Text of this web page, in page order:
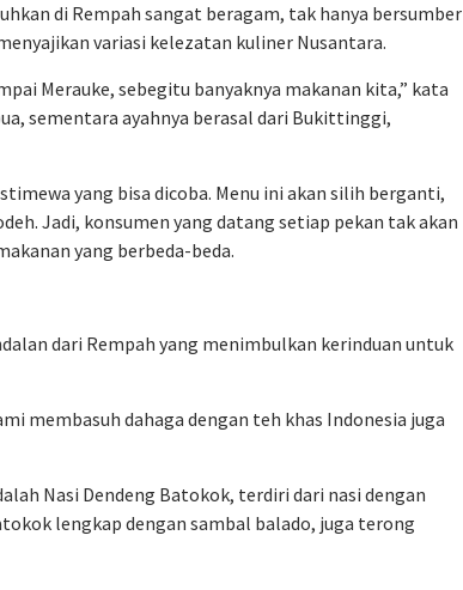
di Rempah sangat beragam, tak hanya bersumber
variasi kelezatan kuliner Nusantara.
Merauke, sebegitu banyaknya makanan kita,” kata
sementara ayahnya berasal dari Bukittinggi,
yang bisa dicoba. Menu ini akan silih berganti,
Jadi, konsumen yang datang setiap pekan tak akan
yang berbeda-beda.
dari Rempah yang menimbulkan kerinduan untuk
membasuh dahaga dengan teh khas Indonesia juga
Nasi Dendeng Batokok, terdiri dari nasi dengan
lengkap dengan sambal balado, juga terong